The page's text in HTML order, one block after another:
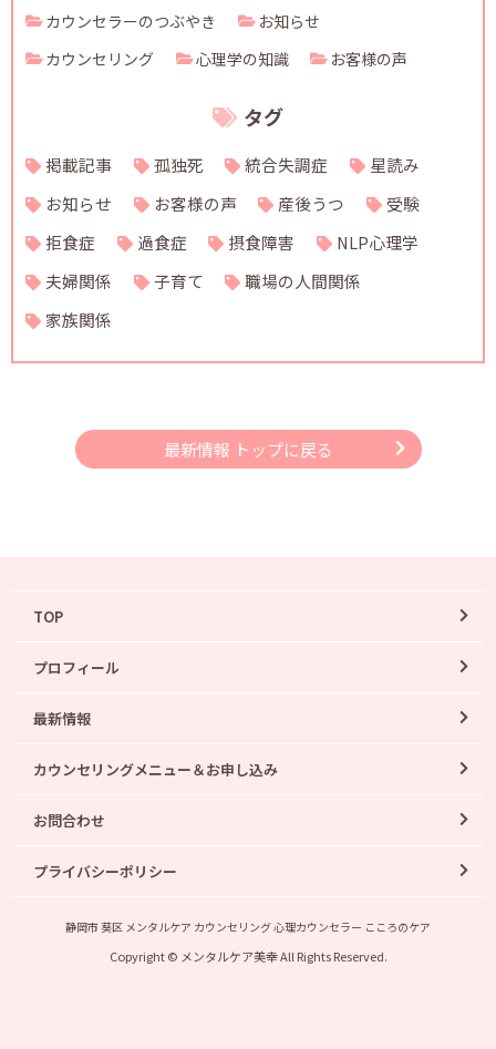
カウンセラーのつぶやき
お知らせ
カウンセリング
心理学の知識 お客様の声
タグ
掲載記事 孤独死 統合失調症
星読み
お知らせ
お客様の声 産後うつ
受験
拒食症
過食症 摂食障害
NLP心理学
夫婦関係
子育て
職場の人間関係
家族関係
最新情報 トップに戻る
TOP
プロフィール
最新情報
カウンセリングメニュー＆お申し込み
お問合わせ
プライバシーポリシー
静岡市 葵区 メンタルケア カウンセリング 心理カウンセラー こころのケア
Copyright © メンタルケア美幸 All Rights Reserved.